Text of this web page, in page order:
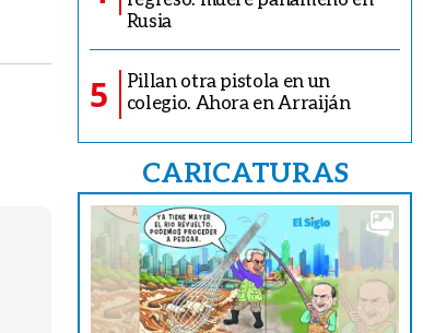
Rusia
5
Pillan otra pistola en un
colegio. Ahora en Arraiján
CARICATURAS